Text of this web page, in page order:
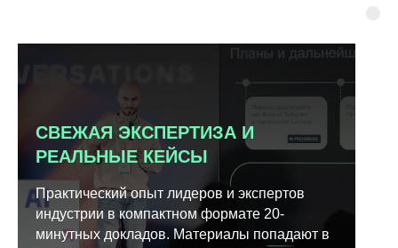
СВЕЖАЯ ЭКСПЕРТИЗА И
РЕАЛЬНЫЕ КЕЙСЫ
Практический опыт лидеров и экспертов
индустрии в компактном формате 20-
минутных докладов. Материалы попадают в